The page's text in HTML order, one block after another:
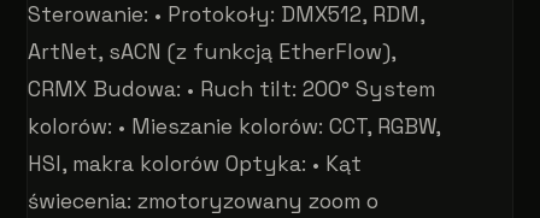
Sterowanie: • Protokoły: DMX512, RDM,
ArtNet, sACN (z funkcją EtherFlow),
CRMX Budowa: • Ruch tilt: 200° System
kolorów: • Mieszanie kolorów: CCT, RGBW,
HSI, makra kolorów Optyka: • Kąt
świecenia: zmotoryzowany zoom o